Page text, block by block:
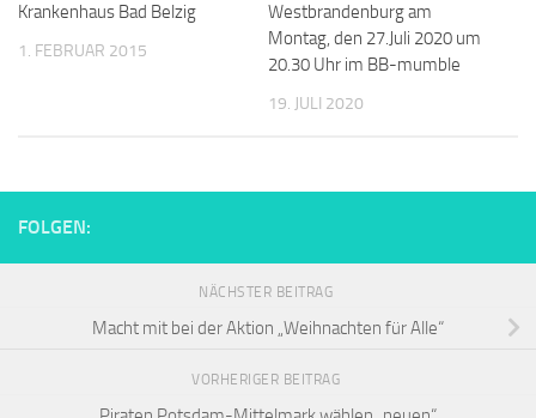
Krankenhaus Bad Belzig
1. FEBRUAR 2015
Westbrandenburg am
Montag, den 27.Juli 2020 um
20.30 Uhr im BB-mumble
19. JULI 2020
FOLGEN:
NÄCHSTER BEITRAG
Macht mit bei der Aktion „Weihnachten für Alle“
VORHERIGER BEITRAG